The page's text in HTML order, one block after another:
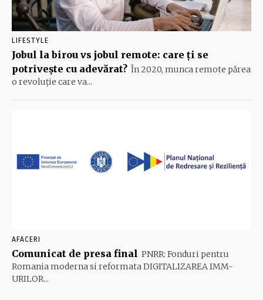
LIFESTYLE
Jobul la birou vs jobul remote: care ți se
potrivește cu adevărat? În 2020, munca remote părea
o revoluție care va...
AFACERI
Comunicat de presa final PNRR: Fonduri pentru
Romania moderna si reformata DIGITALIZAREA IMM-
URILOR...